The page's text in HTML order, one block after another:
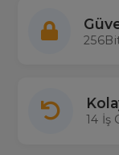
14 İş